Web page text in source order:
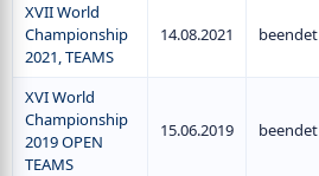
XVII World
Championship
2021, TEAMS
14.08.2021 beendet
XVI World
Championship
2019 OPEN
TEAMS
15.06.2019 beendet